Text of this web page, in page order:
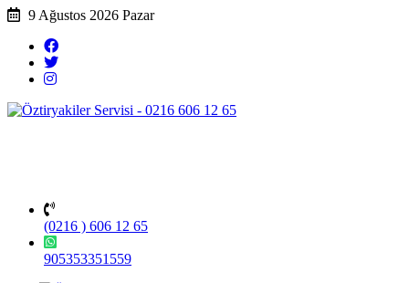
9 Ağustos 2026 Pazar
(0216 ) 606 12 65
905353351559